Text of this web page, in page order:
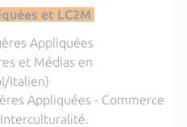
et LC2M
Appliquées
et Médias en
Italien)
Appliquées - Commerce